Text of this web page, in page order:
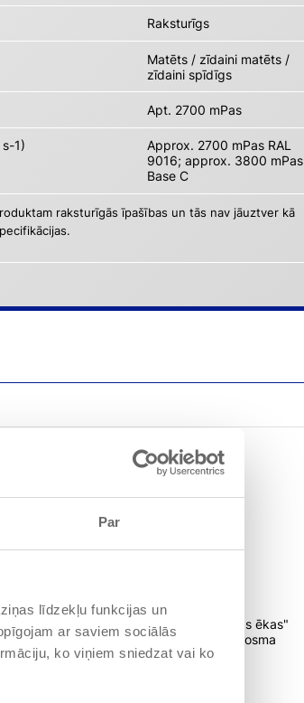
Par
līdzekļu funkcijas un
ar saviem sociālās
ko viņiem sniedzat vai ko
Raksturīgs
Matēts / zīdaini matēts /
zīdaini spīdīgs
Apt. 2700 mPas
1)
Approx. 2700 mPas RAL
9016; approx. 3800 mPas
Base C
raksturīgās īpašības un tās nav jāuztver kā
pret salipšanu
samazina bojājumu risku, piem. "Ziemas ēkas"
ar piemērotiem pamatnes un starpposma